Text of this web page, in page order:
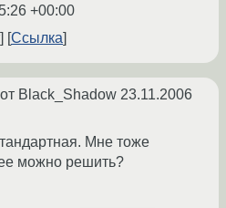
+00:00
Ссылка
от Black_Shadow 23.11.2006
Мне тоже
можно решить?